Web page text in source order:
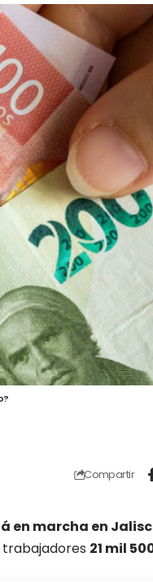
Compartir
en marcha en
trabajadores 21 mil